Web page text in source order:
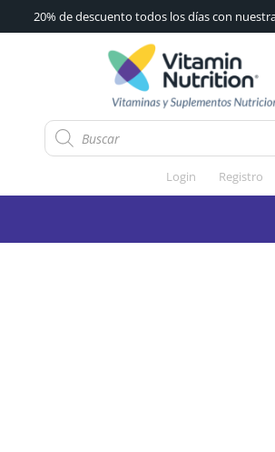
20% de descuento todos los días con
Búsqueda
de
productos
Login
Registro